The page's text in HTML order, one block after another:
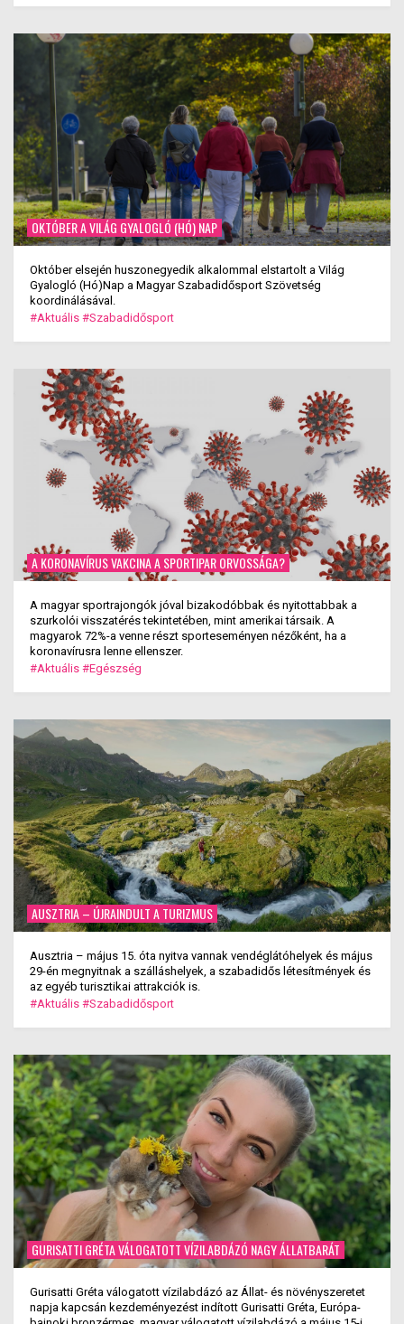
OKTÓBER A VILÁG GYALOGLÓ (HÓ) NAP
Október elsején huszonegyedik alkalommal elstartolt a Világ
Gyalogló (Hó)Nap a Magyar Szabadidősport Szövetség
koordinálásával.
#Aktuális #Szabadidősport
A KORONAVÍRUS VAKCINA A SPORTIPAR ORVOSSÁGA?
A magyar sportrajongók jóval bizakodóbbak és nyitottabbak a
szurkolói visszatérés tekintetében, mint amerikai társaik. A
magyarok 72%-a venne részt sporteseményen nézőként, ha a
koronavírusra lenne ellenszer.
#Aktuális #Egészség
AUSZTRIA – ÚJRAINDULT A TURIZMUS
Ausztria – május 15. óta nyitva vannak vendéglátóhelyek és május
29-én megnyitnak a szálláshelyek, a szabadidős létesítmények és
az egyéb turisztikai attrakciók is.
#Aktuális #Szabadidősport
GURISATTI GRÉTA VÁLOGATOTT VÍZILABDÁZÓ NAGY ÁLLATBARÁT
Gurisatti Gréta válogatott vízilabdázó az Állat- és növényszeretet
napja kapcsán kezdeményezést indított Gurisatti Gréta, Európa-